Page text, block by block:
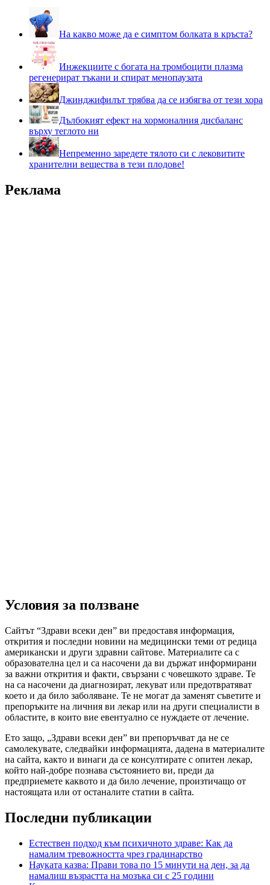
На какво може да е симптом болката в кръста?
Инжекциите с богата на тромбоцити плазма
регенерират тъкани и спират менопаузата
Джинджифилът трябва да се избягва от тези хора
Дълбокият ефект на хормоналния дисбаланс
върху теглото ни
Непременно заредете тялото си с лековитите
хранителни вещества в тези плодове!
Реклама
Условия за ползване
Сайтът “Здрави всеки ден” ви предоставя информация,
открития и последни новини на медицински теми от редица
американски и други здравни сайтове. Материалите са с
образователна цел и са насочени да ви държат информирани
за важни открития и факти, свързани с човешкото здраве. Те
на са насочени да диагнозират, лекуват или предотвратяват
което и да било заболяване. Те не могат да заменят съветите и
препоръките на личния ви лекар или на други специалисти в
областите, в които вие евентуално се нуждаете от лечение.
Ето защо, „Здрави всеки ден” ви препоръчват да не се
самолекувате, следвайки информацията, дадена в материалите
на сайта, както и винаги да се консултирате с опитен лекар,
който най-добре познава състоянието ви, преди да
предприемете каквото и да било лечение, произтичащо от
настоящата или от останалите статии в сайта.
Последни публикации
Естествен подход към психичното здраве: Как да
намалим тревожността чрез градинарство
Науката казва: Прави това по 15 минути на ден, за да
намалиш възрастта на мозъка си с 25 години